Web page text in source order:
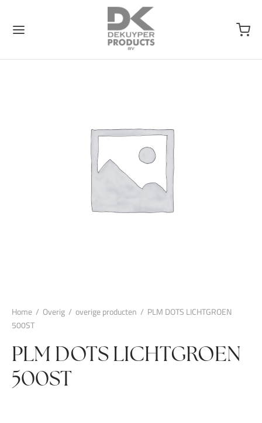
Home / Overig / overige producten / PLM DOTS LICHTGROEN
500ST
PLM DOTS LICHTGROEN
500ST